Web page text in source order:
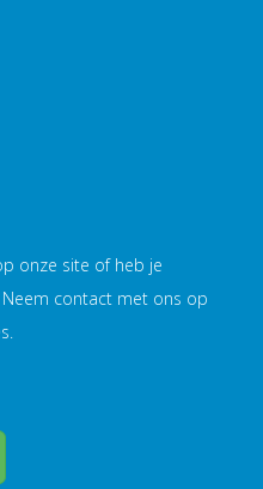
onze site of heb je
contact met ons op